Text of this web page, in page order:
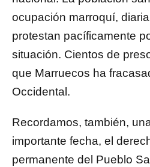
ocupación marroquí,
protestan pacíficamente
situación. Cientos de
que Marruecos ha
Occidental.
Recordamos, también,
importante fecha, el
permanente del Pueblo